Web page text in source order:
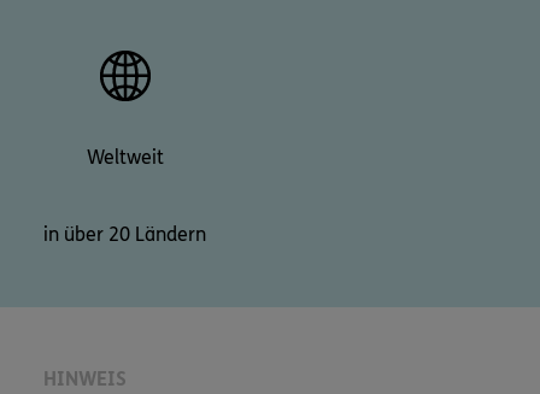
Weltweit
in über 20 Ländern
HINWEIS